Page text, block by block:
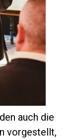
auch die
vorgestellt,